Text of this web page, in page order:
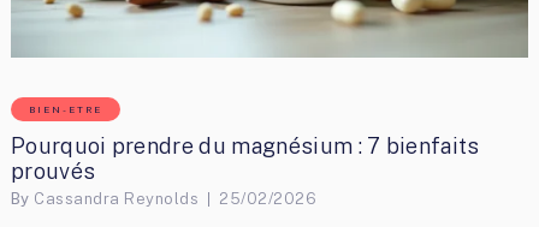
BIEN-ETRE
Pourquoi prendre du magnésium : 7 bienfaits
prouvés
By Cassandra Reynolds 25/02/2026